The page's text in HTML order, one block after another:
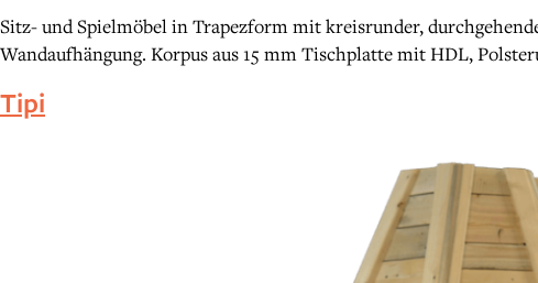
Sitz- und Spielmöbel in Trapezform mit kreisrunder,
Wandaufhängung. Korpus aus 15 mm Tischplatte mit HDL,
Tipi